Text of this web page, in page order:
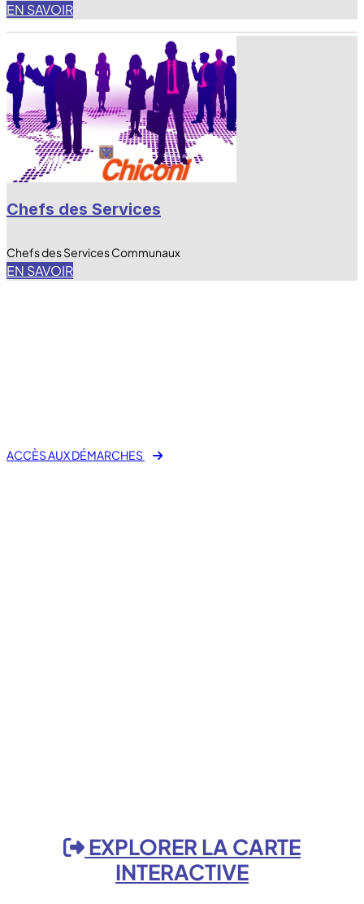
EN SAVOIR
Chefs des Services
Chefs des Services Communaux
EN SAVOIR
ACCÈS AUX DÉMARCHES
EXPLORER LA CARTE
INTERACTIVE